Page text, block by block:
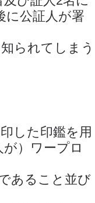
公証人が署
られてしまう
した印鑑を用
）ワープロ
あること並び